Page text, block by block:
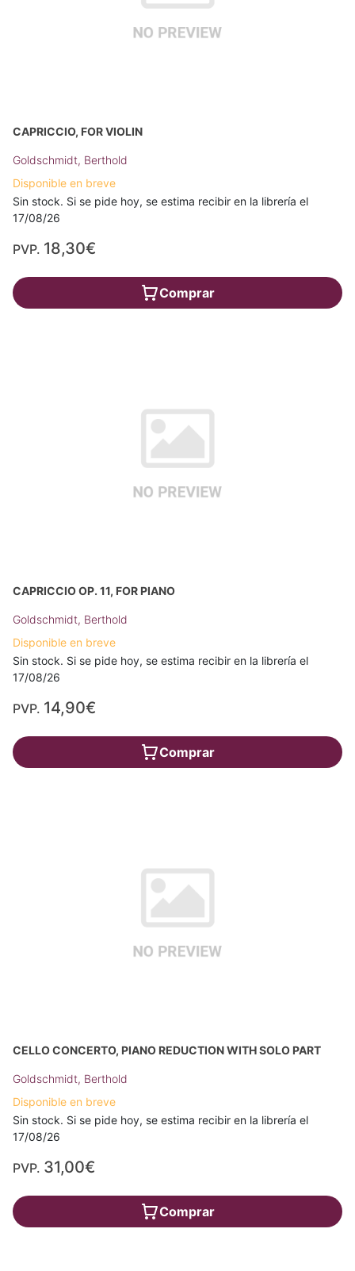
CAPRICCIO, FOR VIOLIN
Goldschmidt, Berthold
Disponible en breve
Sin stock. Si se pide hoy, se estima recibir en la librería el
17/08/26
PVP. 18,30€
Comprar
CAPRICCIO OP. 11, FOR PIANO
Goldschmidt, Berthold
Disponible en breve
Sin stock. Si se pide hoy, se estima recibir en la librería el
17/08/26
PVP. 14,90€
Comprar
CELLO CONCERTO, PIANO REDUCTION WITH SOLO PART
Goldschmidt, Berthold
Disponible en breve
Sin stock. Si se pide hoy, se estima recibir en la librería el
17/08/26
PVP. 31,00€
Comprar